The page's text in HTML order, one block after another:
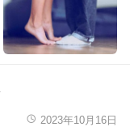
2023年10月16日